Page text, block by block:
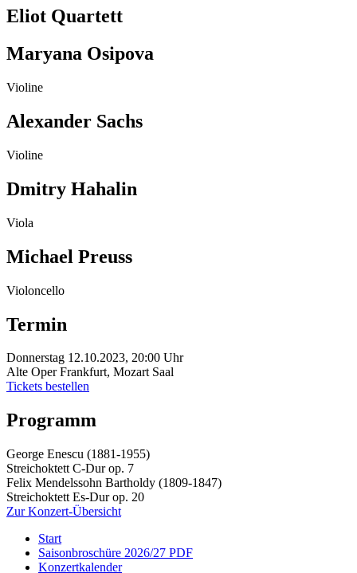
Eliot Quartett
Maryana Osipova
Violine
Alexander Sachs
Violine
Dmitry Hahalin
Viola
Michael Preuss
Violoncello
Termin
Donnerstag 12.10.2023, 20:00 Uhr
Alte Oper Frankfurt, Mozart Saal
Tickets bestellen
Programm
George Enescu (1881-1955)
Streichoktett C-Dur op. 7
Felix Mendelssohn Bartholdy (1809-1847)
Streichoktett Es-Dur op. 20
Zur Konzert-Übersicht
Start
Saisonbroschüre 2026/27 PDF
Konzertkalender